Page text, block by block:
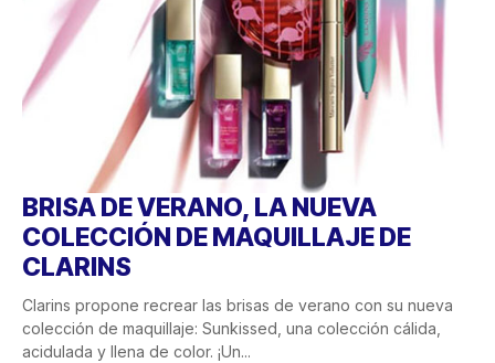
BRISA DE VERANO, LA NUEVA
COLECCIÓN DE MAQUILLAJE DE
CLARINS
Clarins propone recrear las brisas de verano con su nueva
colección de maquillaje: Sunkissed, una colección cálida,
acidulada y llena de color. ¡Un...